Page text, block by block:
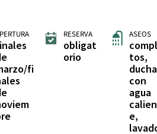
fi
RESERVA
obligat
orio
ASEOS
tos,
con
agua
e,